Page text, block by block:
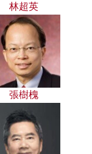
林超英
張樹槐